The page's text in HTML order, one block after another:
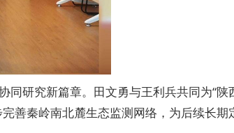
同研究新篇章。田文勇与王利兵共同为“陕
善秦岭南北麓生态监测网络，为后续长期